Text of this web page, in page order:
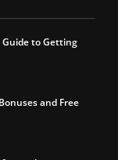
Guide to Getting
and Free